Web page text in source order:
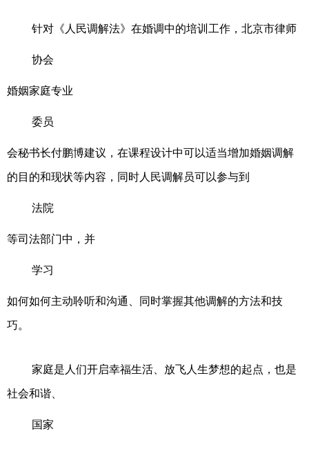
针对《人民调解法》在婚调中的培训工作，北京市律师
协会
婚姻家庭专业
委员
会秘书长付鹏博建议，在课程设计中可以适当增加婚姻调解
的目的和现状等内容，同时人民调解员可以参与到
法院
等司法部门中，并
学习
如何如何主动聆听和沟通、同时掌握其他调解的方法和技
巧。
家庭是人们开启幸福生活、放飞人生梦想的起点，也是
社会和谐、
国家